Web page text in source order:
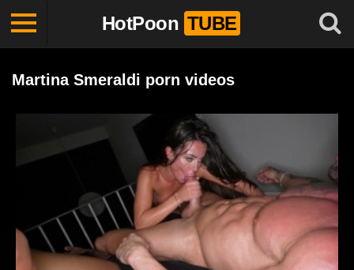
HotPoon TUBE
Martina Smeraldi porn videos